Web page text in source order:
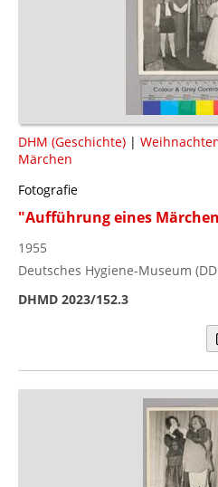
DHM (Geschichte) |
Märchen
Fotografie
"Aufführung eines
1955
Deutsches Hygiene-Museum
DHMD 2023/152.3